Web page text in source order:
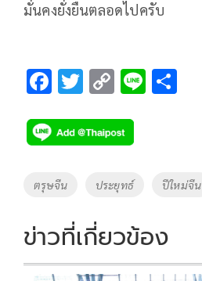
มั่นคงยั่งยืนตลอดไปครับ
F
e
b
o
k
T
tt
er
C
p
y
Li
k
Li
Tags
ตรุษจีน ประยุทธ์ ปีใหม่จีน
ข่าวที่เกี่ยวข้อง